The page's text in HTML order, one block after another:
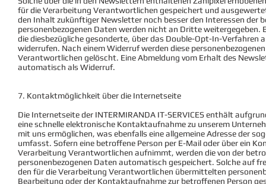
für die Verarbeitung Verantwortlichen gespeichert und
den Inhalt zukünftiger Newsletter noch besser den Interessen der
personenbezogenen Daten werden nicht an Dritte
die diesbezügliche gesonderte, über das Double-Opt-In-Verfahren
widerrufen. Nach einem Widerruf werden diese
Verantwortlichen gelöscht. Eine Abmeldung vom Erhalt des
automatisch als Widerruf.
7. Kontaktmöglichkeit über die Internetseite
Die Internetseite der INTERMIRANDA IT-SERVICES enthält
eine schnelle elektronische Kontaktaufnahme zu unserem
mit uns ermöglichen, was ebenfalls eine allgemeine Adresse der
umfasst. Sofern eine betroffene Person per E-Mail oder über ein
Verarbeitung Verantwortlichen aufnimmt, werden die von der
personenbezogenen Daten automatisch gespeichert. Solche auf
den für die Verarbeitung Verantwortlichen übermittelten
Bearbeitung oder der Kontaktaufnahme zur betroffenen Person